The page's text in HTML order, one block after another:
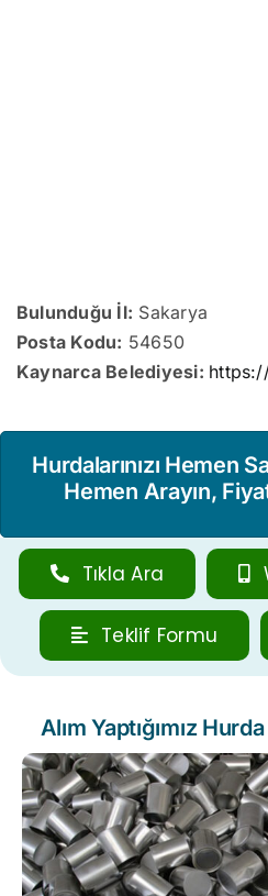
Bulunduğu İl: Sakarya
Posta Kodu: 54650
Kaynarca Belediyesi:
Hurdalarınızı Hemen
Hemen Arayın,
Tıkla Ara
Teklif Formu
Alım Yaptığımız